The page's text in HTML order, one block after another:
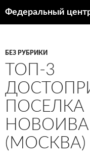
Федеральный
БЕЗ РУБРИКИ
ТОП-3
ПОСЕЛКА
(МОСКВА)